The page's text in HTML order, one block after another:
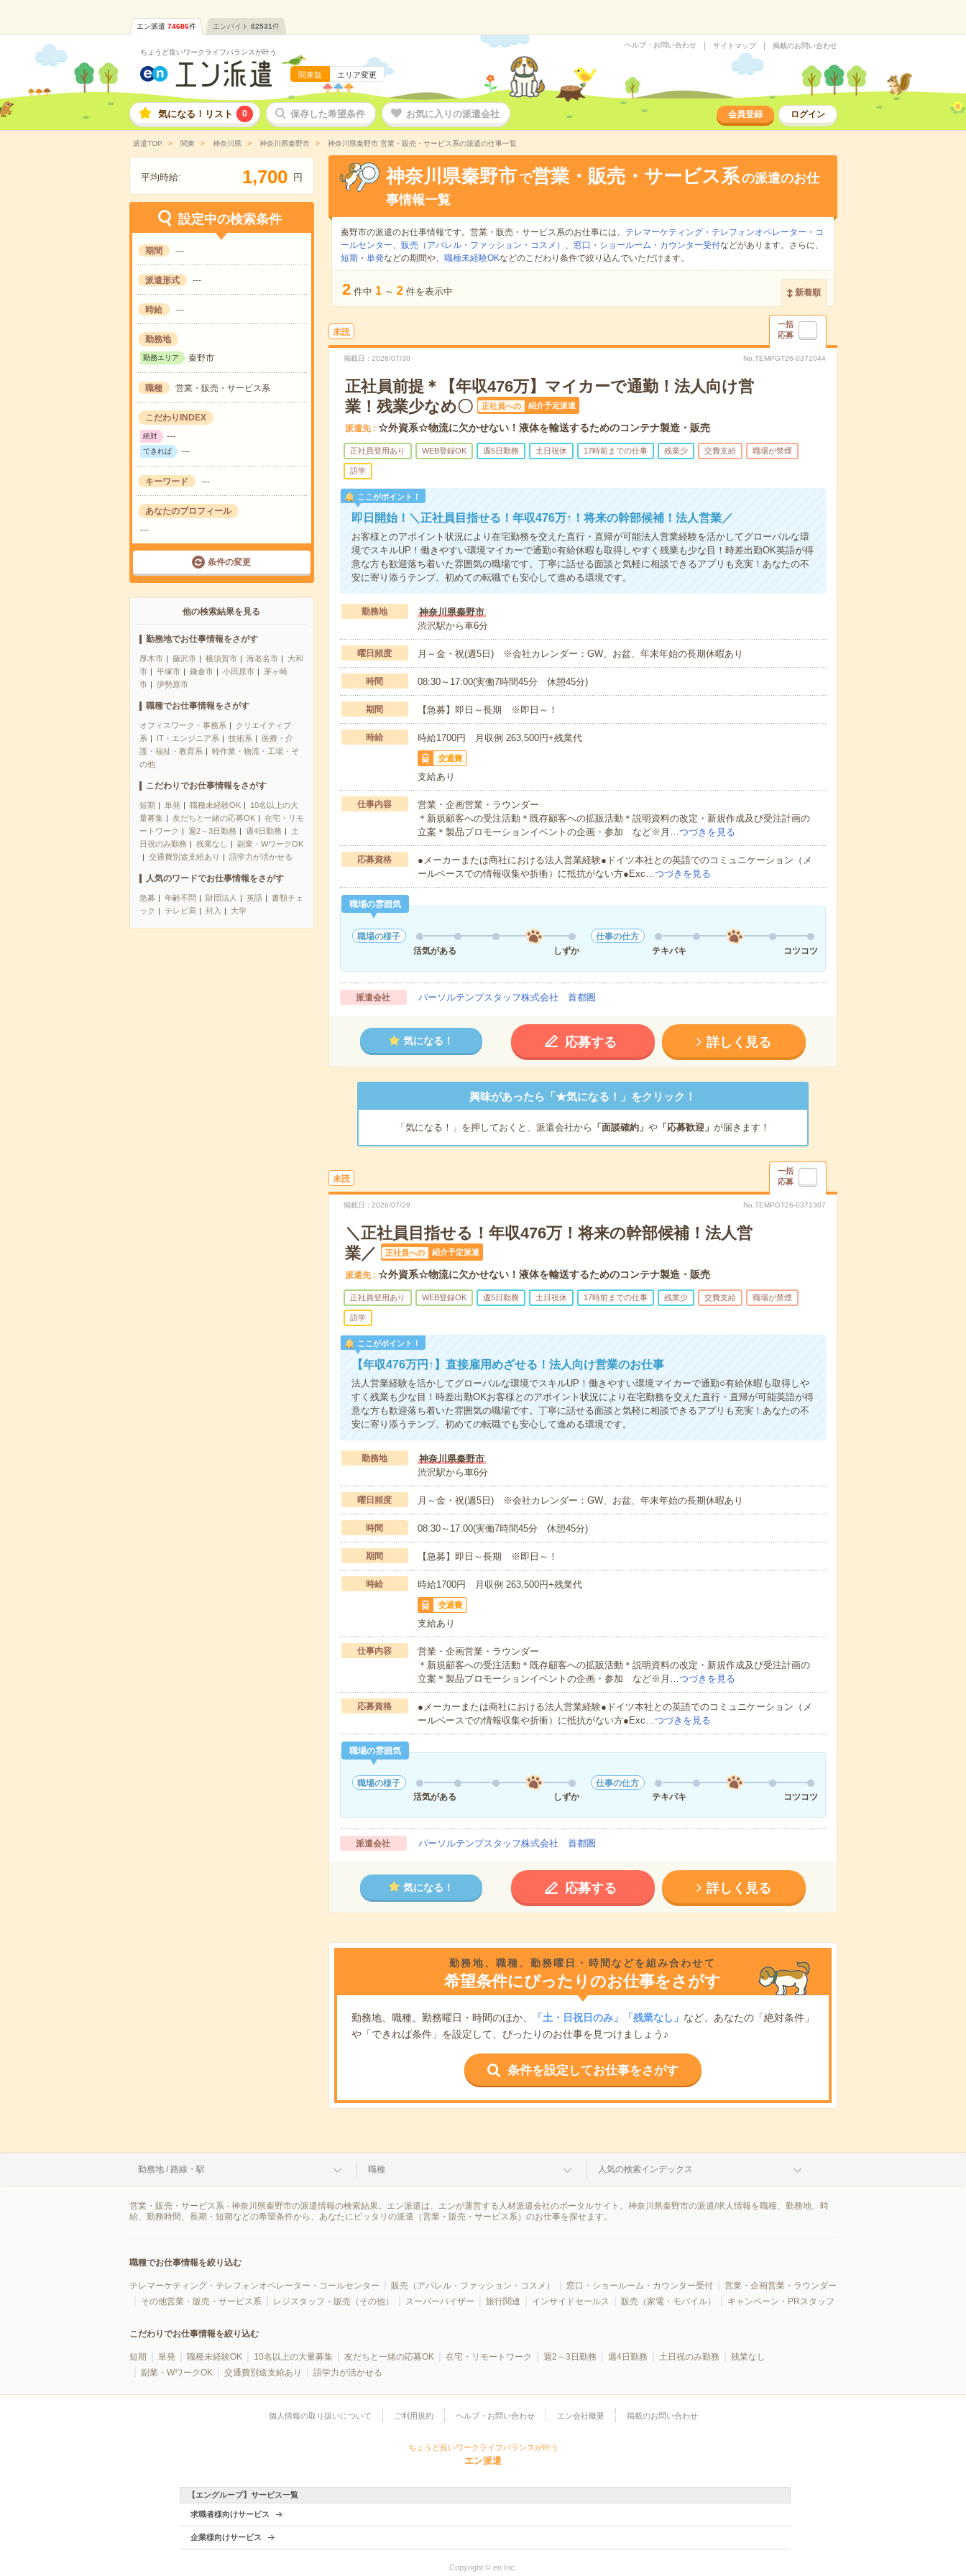
エン派遣 74686件 エンバイト 82531件
ちょうど良いワークライフバランスが叶う
関東版 エリア変更
ヘルプ・お問い合わせ サイトマップ 掲載のお問い合わせ
気になる！リスト 0 保存した希望条件 お気に入りの派遣会社 会員登録 ログイン
派遣TOP 関東 神奈川県 神奈川県秦野市 神奈川県秦野市 営業・販売・サービス系の派遣の仕事一覧
平均時給: 1,700 円
設定中の検索条件
期間 ---
派遣形式 ---
時給 ---
勤務地
勤務エリア 秦野市
職種 営業・販売・サービス系
こだわりINDEX
絶対 ---
できれば ---
キーワード ---
あなたのプロフィール
---
条件の変更
他の検索結果を見る
勤務地でお仕事情報をさがす
厚木市 藤沢市 横須賀市 海老名市
大和
市
平塚市 鎌倉市 小田原市
茅ヶ崎
市
伊勢原市
職種でお仕事情報をさがす
オフィスワーク・事務系
クリエイティブ
系
IT・エンジニア系 技術系
医療・介
護・福祉・教育系
軽作業・物流・工場・そ
の他
こだわりでお仕事情報をさがす
短期 単発 職種未経験OK
10名以上の大
量募集
友だちと一緒の応募OK
在宅・リモ
ートワーク
週2～3日勤務 週4日勤務
土
日祝のみ勤務
残業なし
副業・WワークOK
交通費別途支給あり
語学力が活かせる
人気のワードでお仕事情報をさがす
急募 年齢不問 財団法人 英語
書類チェ
ック
テレビ局 封入 大学
神奈川県秦野市 で営業・販売・サービス系の派遣のお仕
事情報一覧
秦野市の派遣のお仕事情報です。営業・販売・サービス系のお仕事には、
テレマーケティング・テレフォンオペレーター・コ
ールセンター、 販売（アパレル・ファッション・コスメ） 、 窓口・ショールーム・カウンター受付などがあります。さらに、
短期 ・ 単発などの期間や、 職種未経験OKなどのこだわり条件で絞り込んでいただけます。
2 件中 1 ～ 2 件を表示中 新着順
未読
一括
応募
掲載日 2026/07/30 No.TEMPGT26-0372044
正社員前提＊【年収476万】マイカーで通勤！法人向け営
業！残業少なめ〇
正社員への 紹介予定派遣
派遣先 ☆外資系☆物流に欠かせない！液体を輸送するためのコンテナ製造・販売
正社員登用あり WEB登録OK 週5日勤務 土日祝休 17時前までの仕事 残業少 交費支給 職場が禁煙
語学
ここがポイント！
即日開始！＼正社員目指せる！年収476万↑！将来の幹部候補！法人営業／
お客様とのアポイント状況により在宅勤務を交えた直行・直帰が可能法人営業経験を活かしてグローバルな環
境でスキルUP！働きやすい環境マイカーで通勤○有給休暇も取得しやすく残業も少な目！時差出勤OK英語が得
意な方も歓迎落ち着いた雰囲気の職場です。丁寧に話せる面談と気軽に相談できるアプリも充実！あなたの不
安に寄り添うテンプ。初めての転職でも安心して進める環境です。
勤務地
神奈川県秦野市
渋沢駅から車6分
曜日頻度 月～金・祝(週5日) ※会社カレンダー：GW、お盆、年末年始の長期休暇あり
時間 08:30～17:00(実働7時間45分 休憩45分)
期間 【急募】即日～長期 ※即日～！
時給 時給1700円 月収例 263,500円+残業代
交通費
支給あり
仕事内容
営業・企画営業・ラウンダー
＊新規顧客への受注活動＊既存顧客への拡販活動＊説明資料の改定・新規作成及び受注計画の
立案＊製品プロモーションイベントの企画・参加 など※月…つづきを見る
応募資格
●メーカーまたは商社における法人営業経験●ドイツ本社との英語でのコミュニケーション（メ
ールベースでの情報収集や折衝）に抵抗がない方●Exc…つづきを見る
職場の雰囲気
職場の様子
活気がある
しずか
仕事の仕方
テキパキ
コツコツ
派遣会社 パーソルテンプスタッフ株式会社 首都圏
気になる！ 応募する 詳しく見る
興味があったら「★気になる！」をクリック！
「気になる！」を押しておくと、派遣会社から 「面談確約」 や「応募歓迎」 が届きます！
未読
一括
応募
掲載日 2026/07/29 No.TEMPGT26-0371307
＼正社員目指せる！年収476万！将来の幹部候補！法人営
業／
正社員への 紹介予定派遣
派遣先 ☆外資系☆物流に欠かせない！液体を輸送するためのコンテナ製造・販売
正社員登用あり WEB登録OK 週5日勤務 土日祝休 17時前までの仕事 残業少 交費支給 職場が禁煙
語学
ここがポイント！
【年収476万円↑】直接雇用めざせる！法人向け営業のお仕事
法人営業経験を活かしてグローバルな環境でスキルUP！働きやすい環境マイカーで通勤○有給休暇も取得しや
すく残業も少な目！時差出勤OKお客様とのアポイント状況により在宅勤務を交えた直行・直帰が可能英語が得
意な方も歓迎落ち着いた雰囲気の職場です。丁寧に話せる面談と気軽に相談できるアプリも充実！あなたの不
安に寄り添うテンプ。初めての転職でも安心して進める環境です。
勤務地
神奈川県秦野市
渋沢駅から車6分
曜日頻度 月～金・祝(週5日) ※会社カレンダー：GW、お盆、年末年始の長期休暇あり
時間 08:30～17:00(実働7時間45分 休憩45分)
期間 【急募】即日～長期 ※即日～！
時給 時給1700円 月収例 263,500円+残業代
交通費
支給あり
仕事内容
営業・企画営業・ラウンダー
＊新規顧客への受注活動＊既存顧客への拡販活動＊説明資料の改定・新規作成及び受注計画の
立案＊製品プロモーションイベントの企画・参加 など※月… つづきを見る
応募資格
●メーカーまたは商社における法人営業経験●ドイツ本社との英語でのコミュニケーション（メ
ールベースでの情報収集や折衝）に抵抗がない方●Exc… つづきを見る
職場の雰囲気
職場の様子
活気がある
しずか
仕事の仕方
テキパキ
コツコツ
派遣会社 パーソルテンプスタッフ株式会社 首都圏
気になる！ 応募する 詳しく見る
勤務地、職種、勤務曜日・時間などを組み合わせて
希望条件にぴったりのお仕事をさがす
勤務地、職種、勤務曜日・時間のほか、 「土・日祝日のみ」「残業なし」 など、あなたの「絶対条件」
や「できれば条件」を設定して、ぴったりのお仕事を見つけましょう♪
条件を設定してお仕事をさがす
勤務地 / 路線・駅 職種 人気の検索インデックス
営業・販売・サービス系 - 神奈川県秦野市の派遣情報の検索結果。エン派遣は、エンが運営する人材派遣会社のポータルサイト。神奈川県秦野市の派遣/求人情報を職種、勤務地、時
給、勤務時間、長期・短期などの希望条件から、あなたにピッタリの派遣（営業・販売・サービス系）のお仕事を探せます。
職種でお仕事情報を絞り込む
テレマーケティング・テレフォンオペレーター・コールセンター 販売（アパレル・ファッション・コスメ） 窓口・ショールーム・カウンター受付
営業・企画営業・ラウンダー
その他営業・販売・サービス系
レジスタッフ・販売（その他） スーパーバイザー 旅行関連 インサイドセールス 販売（家電・モバイル） キャンペーン・PRスタッフ
こだわりでお仕事情報を絞り込む
短期 単発 職種未経験OK 10名以上の大量募集 友だちと一緒の応募OK 在宅・リモートワーク 週2～3日勤務 週4日勤務 土日祝のみ勤務
残業なし
副業・WワークOK
交通費別途支給あり 語学力が活かせる
個人情報の取り扱いについて ご利用規約 ヘルプ・お問い合わせ エン会社概要 掲載のお問い合わせ
ちょうど良いワークライフバランスが叶う
エン派遣
【エングループ】サービス一覧
求職者様向けサービス
企業様向けサービス
Copyright © en Inc.